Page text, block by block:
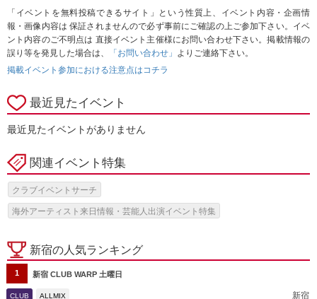
「イベントを無料投稿できるサイト」という性質上、イベント内容・企画情
報・画像内容は 保証されませんので必ず事前にご確認の上ご参加下さい。イベ
ント内容のご不明点は 直接イベント主催様にお問い合わせ下さい。掲載情報の
誤り等を発見した場合は、
「お問い合わせ」 よりご連絡下さい。
掲載イベント参加における注意点はコチラ
最近見たイベント
最近見たイベントがありません
関連イベント特集
クラブイベントサーチ
海外アーティスト来日情報・芸能人出演イベント特集
新宿の人気ランキング
1 新宿 CLUB WARP 土曜日
CLUB ALLMIX 新宿